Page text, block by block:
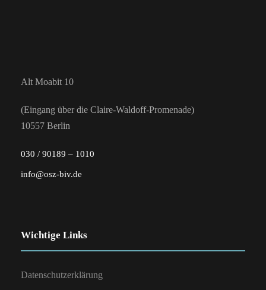
Alt Moabit 10
(Eingang über die Claire-Waldoff-Promenade)
10557 Berlin
030 / 90189 – 1010
info@osz-biv.de
Wichtige Links
Datenschutzerklärung